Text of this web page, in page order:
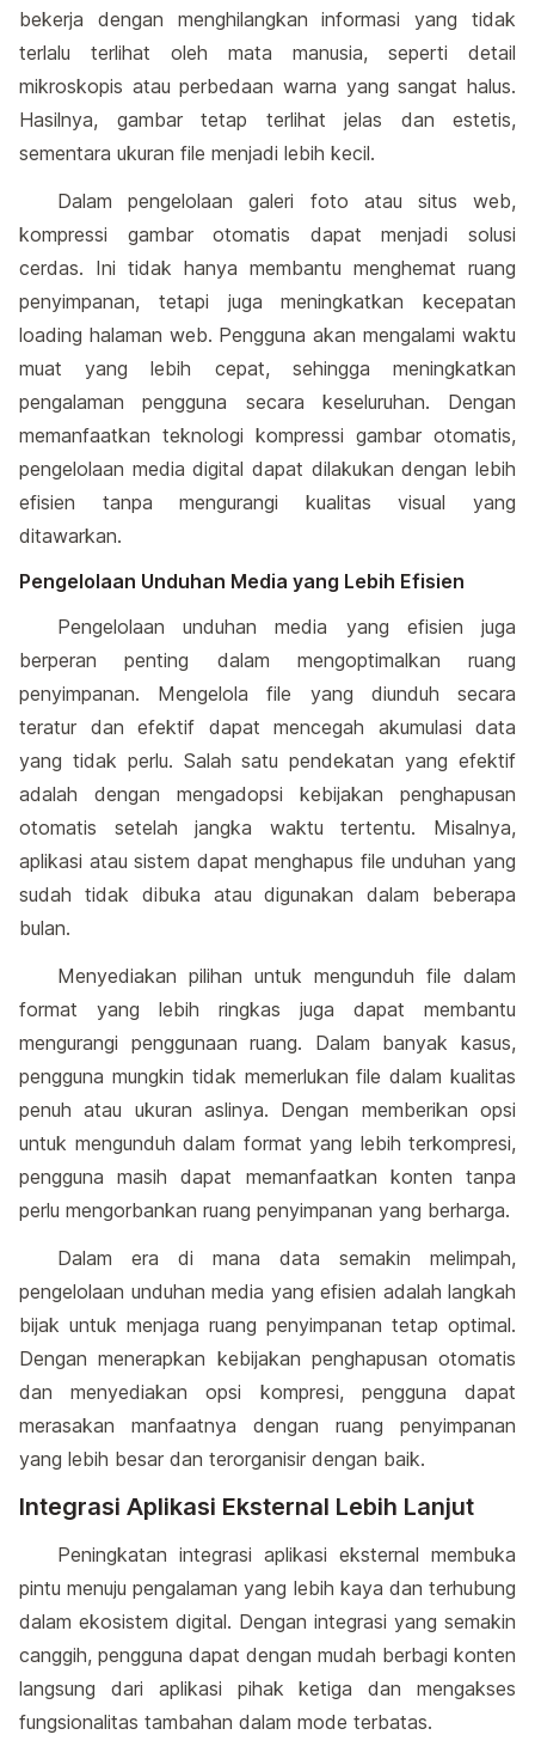
bekerja dengan menghilangkan informasi yang tidak
terlalu terlihat oleh mata manusia, seperti detail
mikroskopis atau perbedaan warna yang sangat halus.
Hasilnya, gambar tetap terlihat jelas dan estetis,
sementara ukuran file menjadi lebih kecil.
Dalam pengelolaan galeri foto atau situs web,
kompressi gambar otomatis dapat menjadi solusi
cerdas. Ini tidak hanya membantu menghemat ruang
penyimpanan, tetapi juga meningkatkan kecepatan
loading halaman web. Pengguna akan mengalami waktu
muat yang lebih cepat, sehingga meningkatkan
pengalaman pengguna secara keseluruhan. Dengan
memanfaatkan teknologi kompressi gambar otomatis,
pengelolaan media digital dapat dilakukan dengan lebih
efisien tanpa mengurangi kualitas visual yang
ditawarkan.
Pengelolaan Unduhan Media yang Lebih Efisien
Pengelolaan unduhan media yang efisien juga
berperan penting dalam mengoptimalkan ruang
penyimpanan. Mengelola file yang diunduh secara
teratur dan efektif dapat mencegah akumulasi data
yang tidak perlu. Salah satu pendekatan yang efektif
adalah dengan mengadopsi kebijakan penghapusan
otomatis setelah jangka waktu tertentu. Misalnya,
aplikasi atau sistem dapat menghapus file unduhan yang
sudah tidak dibuka atau digunakan dalam beberapa
bulan.
Menyediakan pilihan untuk mengunduh file dalam
format yang lebih ringkas juga dapat membantu
mengurangi penggunaan ruang. Dalam banyak kasus,
pengguna mungkin tidak memerlukan file dalam kualitas
penuh atau ukuran aslinya. Dengan memberikan opsi
untuk mengunduh dalam format yang lebih terkompresi,
pengguna masih dapat memanfaatkan konten tanpa
perlu mengorbankan ruang penyimpanan yang berharga.
Dalam era di mana data semakin melimpah,
pengelolaan unduhan media yang efisien adalah langkah
bijak untuk menjaga ruang penyimpanan tetap optimal.
Dengan menerapkan kebijakan penghapusan otomatis
dan menyediakan opsi kompresi, pengguna dapat
merasakan manfaatnya dengan ruang penyimpanan
yang lebih besar dan terorganisir dengan baik.
Integrasi Aplikasi Eksternal Lebih Lanjut
Peningkatan integrasi aplikasi eksternal membuka
pintu menuju pengalaman yang lebih kaya dan terhubung
dalam ekosistem digital. Dengan integrasi yang semakin
canggih, pengguna dapat dengan mudah berbagi konten
langsung dari aplikasi pihak ketiga dan mengakses
fungsionalitas tambahan dalam mode terbatas.